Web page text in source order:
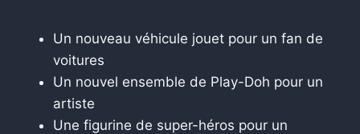
Un nouveau véhicule jouet pour un fan de
voitures
Un nouvel ensemble de Play-Doh pour un
artiste
Une figurine de super-héros pour un